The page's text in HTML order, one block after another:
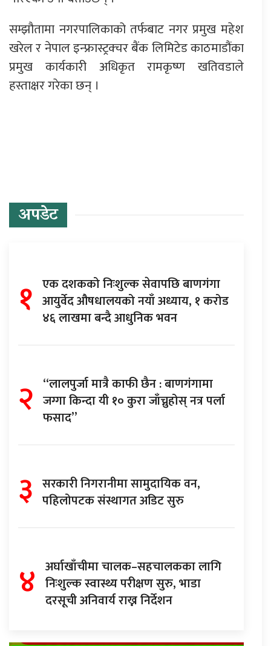
सम्झौतामा नगरपालिकाको तर्फबाट नगर प्रमुख महेश
खरेल र नेपाल इन्फ्रास्ट्रक्चर बैंक लिमिटेड काठमाडौंका
प्रमुख कार्यकारी अधिकृत रामकृष्ण खतिवडाले
हस्ताक्षर गरेका छन् ।
अपडेट
१ एक दशकको निःशुल्क सेवापछि बाणगंगा
आयुर्वेद औषधालयको नयाँ अध्याय, १ करोड
४६ लाखमा बन्दै आधुनिक भवन
२ “लालपुर्जा मात्रै काफी छैन : बाणगंगामा
जग्गा किन्दा यी १० कुरा जाँच्नुहोस् नत्र पर्ला
फसाद”
३ सरकारी निगरानीमा सामुदायिक वन,
पहिलोपटक संस्थागत अडिट सुरु
४ अर्घाखाँचीमा चालक–सहचालकका लागि
निःशुल्क स्वास्थ्य परीक्षण सुरु, भाडा
दरसूची अनिवार्य राख्न निर्देशन